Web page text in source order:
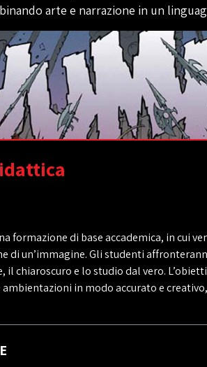
arte e narrazione in un
formazione di base accademica, in cui
di un’immagine. Gli studenti
il chiaroscuro e lo studio dal vero.
in modo accurato e